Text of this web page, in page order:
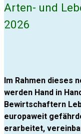
Arten- und
2026
Im Rahmen dieses
werden Hand in
Bewirtschaftern
europaweit
erarbeitet,